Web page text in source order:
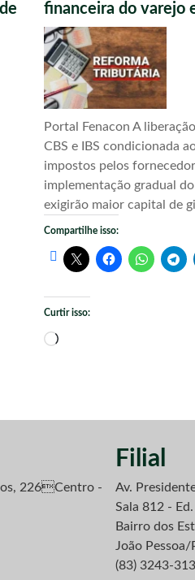
financeira do varejo
Portal Fenacon A
CBS e IBS condicionada
impostos pelos
implementação gradual
exigirão maior capital de
Compartilhe isso:
Curtir isso:
Carregando...
226Centro -
Filial
Av.
Sala 812 -
Bairro dos
João
(83) 3243-